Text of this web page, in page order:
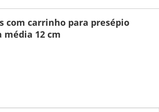
com carrinho para presépio
12 cm